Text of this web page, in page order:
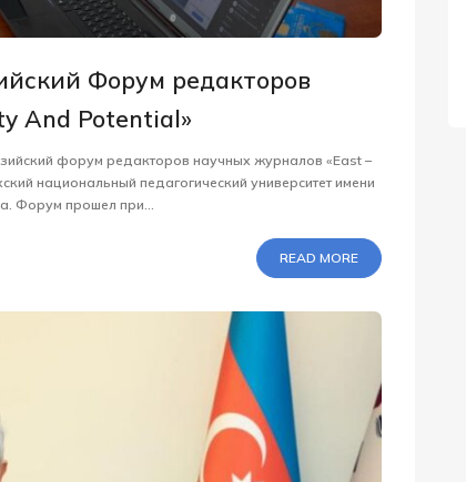
Форум редакторов
And Potential»
форум редакторов научных журналов «East –
национальный педагогический университет имени
Форум прошел при...
READ MORE